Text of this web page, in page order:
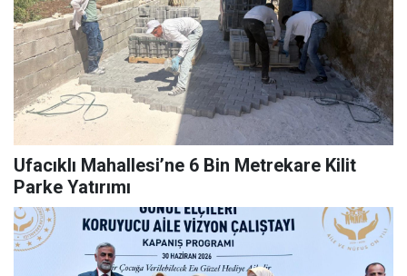
Ufacıklı Mahallesi’ne 6 Bin Metrekare Kilit
Parke Yatırımı